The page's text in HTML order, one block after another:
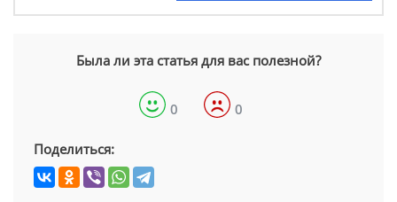
Была ли эта статья для вас полезной?
0 0
Поделиться: